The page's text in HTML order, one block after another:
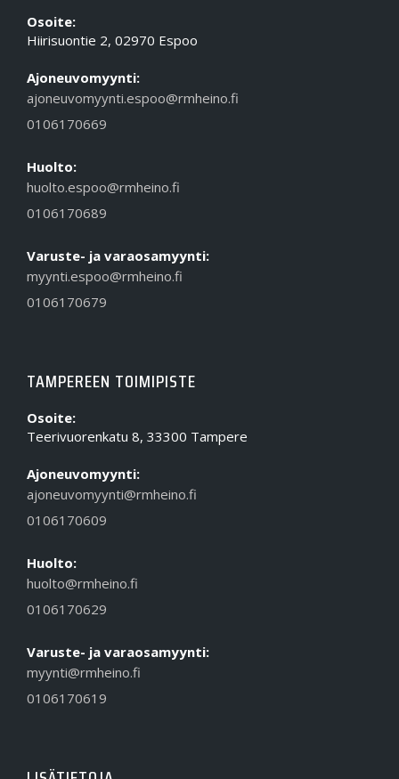
Osoite:
Hiirisuontie 2, 02970 Espoo
Ajoneuvomyynti:
ajoneuvomyynti.espoo@rmheino.fi
0106170669
Huolto:
huolto.espoo@rmheino.fi
0106170689
Varuste- ja varaosamyynti:
myynti.espoo@rmheino.fi
0106170679
TAMPEREEN TOIMIPISTE
Osoite:
Teerivuorenkatu 8, 33300 Tampere
Ajoneuvomyynti:
ajoneuvomyynti@rmheino.fi
0106170609
Huolto:
huolto@rmheino.fi
0106170629
Varuste- ja varaosamyynti:
myynti@rmheino.fi
0106170619